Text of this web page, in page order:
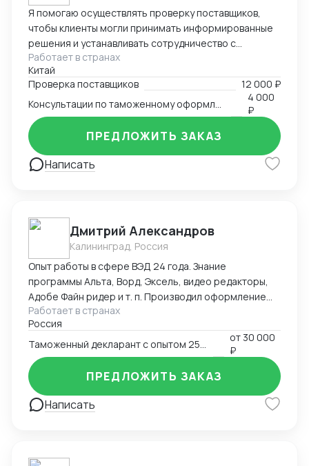
Я помогаю осуществлять проверку поставщиков,
чтобы клиенты могли принимать информированные
решения и устанавливать сотрудничество с
надежными и квалифицированными партнерами.
Произвожу тщательный анализ рынка и имею
прочные связи с местными поставщиками и
таможенными органами. Я глубоко понимаю
требования и сложности, с которыми сталкиваются
предприниматели и компании, осуществляющие
международную торговлю. Я также готова
предоставить свои услуги на любом
Работает в странах
Китай
Проверка поставщиков
12 000 ₽
4 000
₽
Написать
ПРЕДЛОЖИТЬ ЗАКАЗ
Дмитрий Александров
Калининград, Россия
Опыт работы в сфере ВЭД 24 года. Знание
программы Альта, Ворд, Эксель, видео редакторы,
Адобе Файн ридер и т. п. Производил оформление
Экспорта, Импорта, Реэкспорта, Таможенный
транзит,Помогаю при сборе документов для КТС,
Ввоз образцов для испытаний. Производил
оформление Деклараций соответствия,
Сертификатов, СГР. Оформлял сельхоз технику в
ассортименте, строительный крепёж(порядка 500
артикулов), электро инструмент,
Работает в странах
Россия
от 30 000
₽
Написать
ПРЕДЛОЖИТЬ ЗАКАЗ